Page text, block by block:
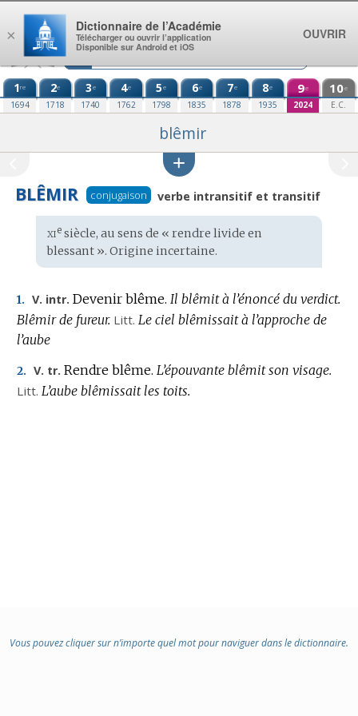
Aller au contenu
1re
1694
2e
1718
3e
1740
4e
1762
5e
1798
6e
1835
7e
1878
8e
1935
9e
2024
10e
E.C.
blêmir
BLÊMIR conjugaison verbe intransitif et transitif
Étymologie
:
xiesiècle, au sens de « rendre livide en
blessant ». Origine incertaine.
1. V. intr. Devenir blême. Il blêmit à l’énoncé du verdict.
Blêmir de fureur. Litt. Le ciel blêmissait à l’approche de
l’aube
2. V. tr. Rendre blême. L’épouvante blêmit son visage.
Litt. L’aube blêmissait les toits.
Vous pouvez cliquer sur n’importe quel mot pour naviguer dans le dictionnaire.
×
Dictionnaire de l’Académie
Télécharger ou ouvrir l’application
Disponible sur Android et iOS
OUVRIR